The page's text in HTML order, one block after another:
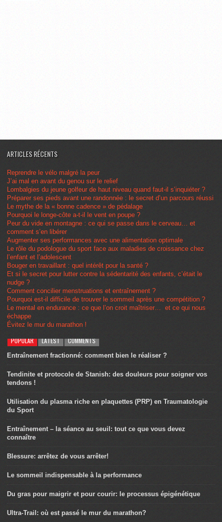
ARTICLES RÉCENTS
Reprendre le vélo malgré la peur
J’ai mal en avant du genou sur le relief
Lombalgies du jeune golfeur de haut niveau quand faut-il s’inquiéter ?
Préparer ses pieds avant une randonnée : le secret d’un parcours réussi
Le mythe de la « bonne cadence » de pédalage
Pourquoi le longe-côte a-t-il le vent en poupe ?
Peur du vide en montagne : ce qui se passe dans le cerveau… et
comment s’en libérer
Augmenter ses performances avec une alimentation optimale
Le rôle du podologue du sport face aux maladies de croissance chez
l’enfant et l’adolescent
Bouger en travaillant : quel intérêt pour la santé ?
Et si le secret pour lutter contre la sédentarité des enfants, c’était le
nudge ?
Comment concilier menstruations et entraînement ?
Pourquoi est-il difficile de trouver le sommeil après une compétition ?
Le mental en endurance : ce que l’on croit maîtriser… et ce qui nous
échappe
Évitez le mur du marathon !
POPULAR LATEST COMMENTS
Entraînement fractionné: comment bien le réaliser ?
Tendinite et protocole de Stanish: des douleurs pour soigner vos
tendons !
Utilisation du plasma riche en plaquettes (PRP) en Traumatologie
du Sport
Entraînement – la séance au seuil: tout ce que vous devez
connaître
Blessure: arrêtez de vous arrêter!
Le sommeil indispensable à la performance
Du gras pour maigrir et pour courir: le processus épigénétique
Ultra-Trail: où est passé le mur du marathon?